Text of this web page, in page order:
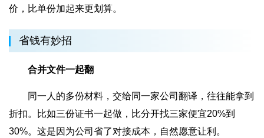
价，比单份加起来更划算。
省钱有妙招
合并文件一起翻
同一人的多份材料，交给同一家公司翻译，往往能拿到
折扣。比如三份证书一起做，比分开找三家便宜20%到
30%。这是因为公司省了对接成本，自然愿意让利。